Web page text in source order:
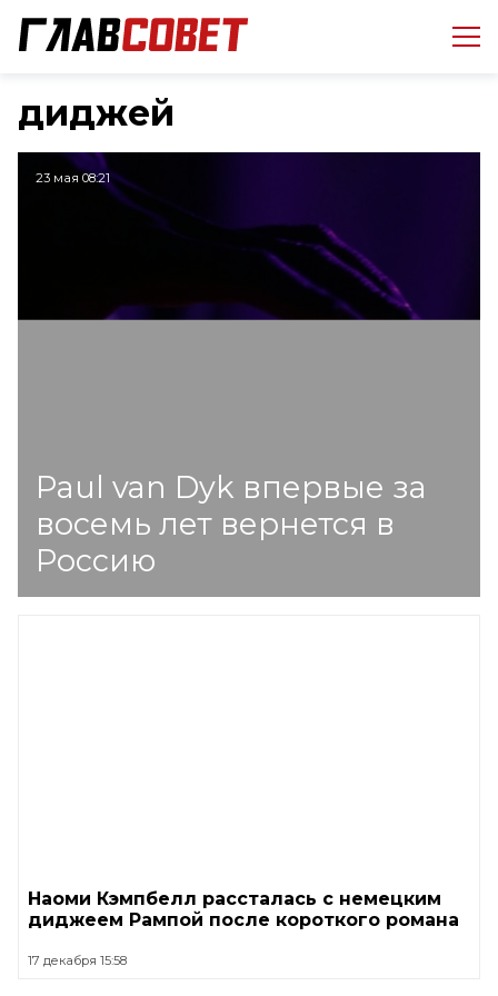
диджей
23 мая 08:21
Paul van Dyk впервые за
восемь лет вернется в
Россию
Наоми Кэмпбелл рассталась с немецким
диджеем Рампой после короткого романа
17 декабря 15:58